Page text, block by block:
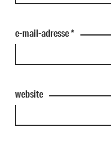
e-mail-adresse*
website